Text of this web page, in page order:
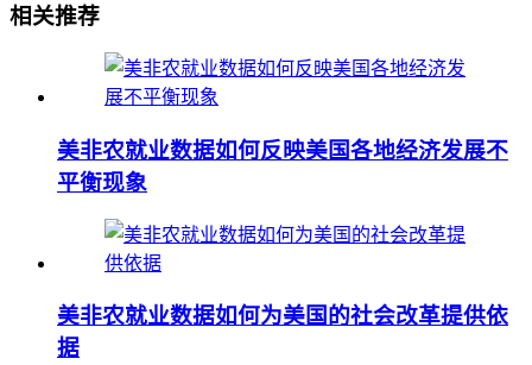
相关推荐
美非农就业数据如何反映美国各地经济发展不
平衡现象
美非农就业数据如何为美国的社会改革提供依
据